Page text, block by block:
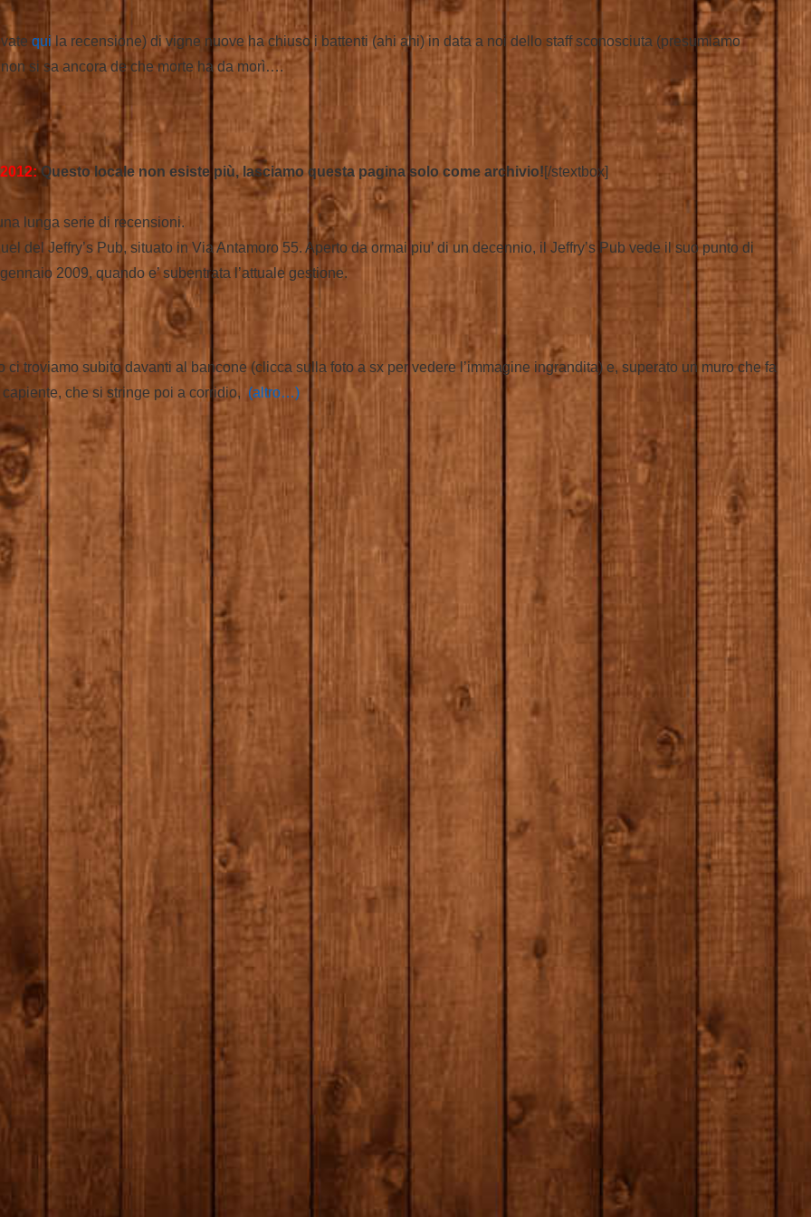
qui la recensione) di vigne nuove ha chiuso i battenti (ahi ahi) in data a noi dello staff sconosciuta (presumiamo
si sa ancora de che morte ha da morì….
Questo locale non esiste più, lasciamo questa pagina solo come archivio![/stextbox]
lunga serie di recensioni.
del Jeffry’s Pub, situato in Via Antamoro 55. Aperto da ormai piu’ di un decennio, il Jeffry’s Pub vede il suo punto di
2009, quando e’ subentrata l’attuale gestione.
ci troviamo subito davanti al bancone (clicca sulla foto a sx per vedere l’immagine ingrandita) e, superato un muro che fa
che si stringe poi a corridio, (altro…)